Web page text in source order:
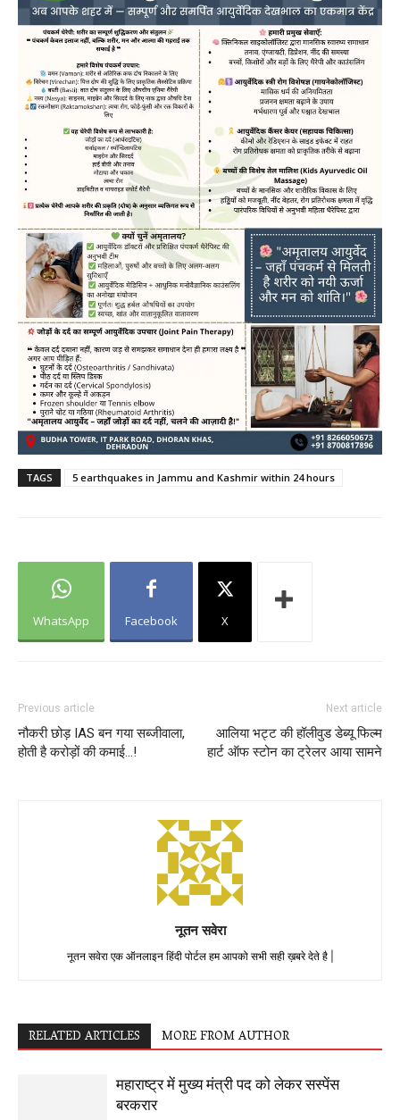
TAGS 5 earthquakes in Jammu and Kashmir within 24 hours
WhatsApp Facebook X
Previous article
नौकरी छोड़ IAS बन गया सब्जीवाला,
होती है करोड़ों की कमाई…!
Next article
आलिया भट्ट की हॉलीवुड डेब्यू फिल्म
हार्ट ऑफ स्टोन का ट्रेलर आया सामने
नूतन सवेरा
नूतन सवेरा एक ऑनलाइन हिंदी पोर्टल हम आपको सभी सही ख़बरे देते है |
RELATED ARTICLES MORE FROM AUTHOR
महाराष्ट्र में मुख्य मंत्री पद को लेकर सस्पेंस
बरकरार